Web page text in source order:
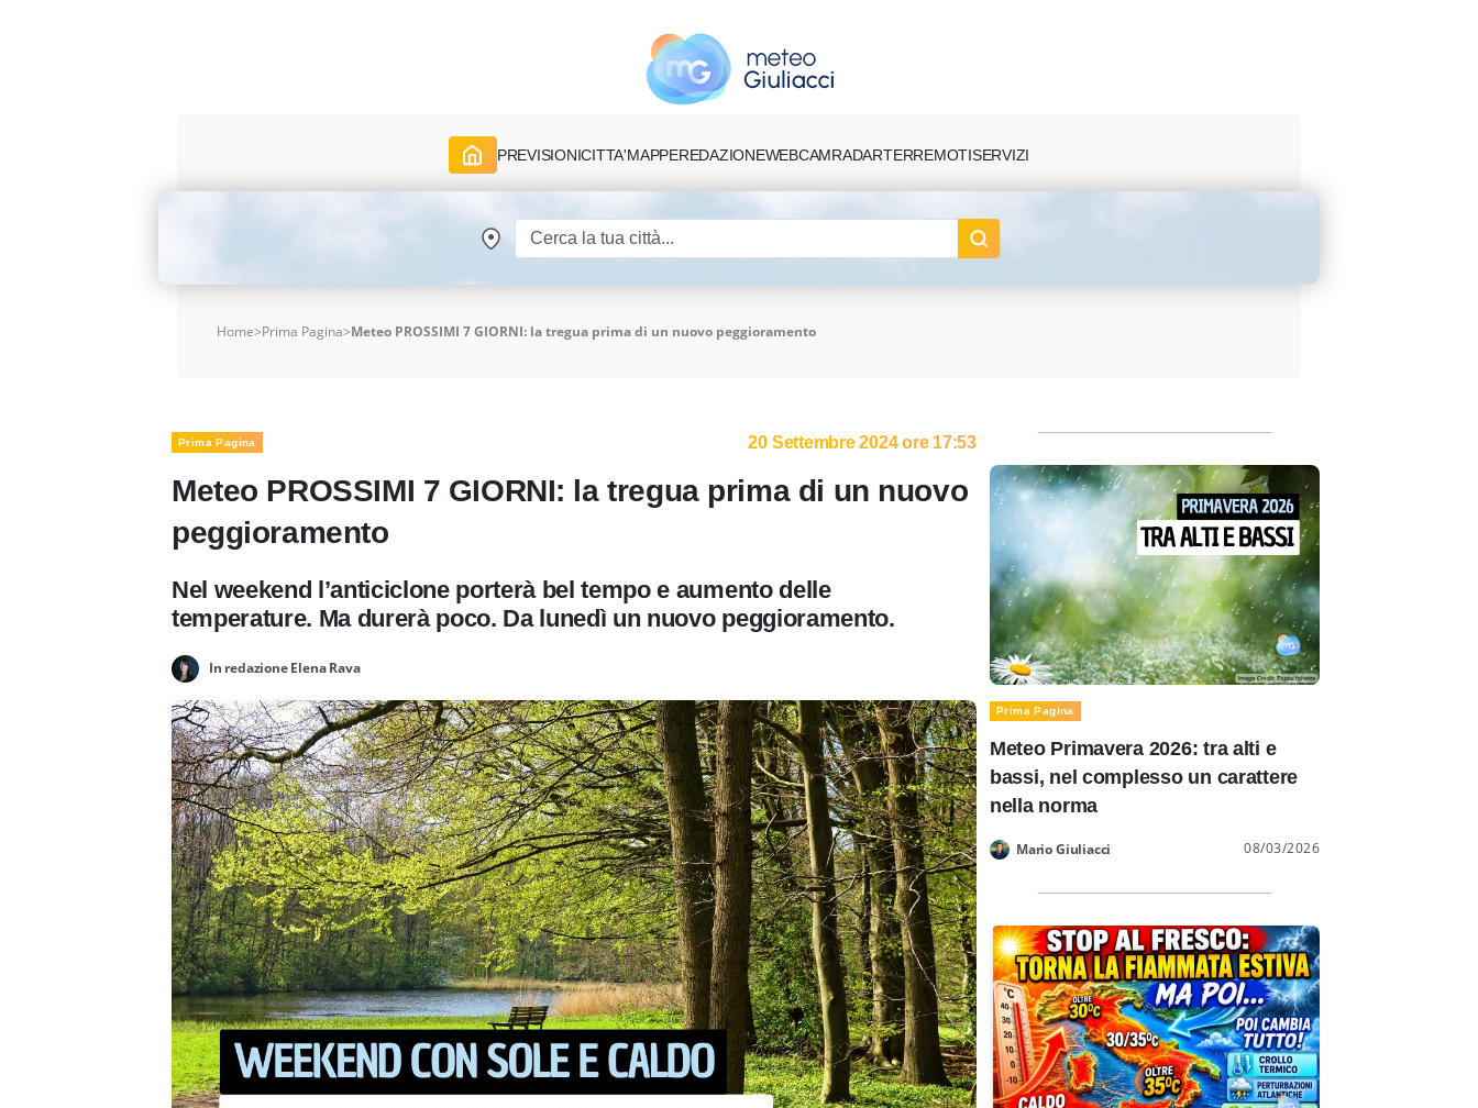
PREVISIONICITTA'MAPPEREDAZIONEWEBCAMRADARTERREMOTISERVIZI
Home>Prima Pagina>Meteo PROSSIMI 7 GIORNI: la tregua prima di un nuovo peggioramento
Prima Pagina 20 Settembre 2024 ore 17:53
Meteo PROSSIMI 7 GIORNI: la tregua prima di un nuovo
peggioramento
Nel weekend l’anticiclone porterà bel tempo e aumento delle
temperature. Ma durerà poco. Da lunedì un nuovo peggioramento.
In redazione Elena Rava
Prima Pagina
Meteo Primavera 2026: tra alti e
bassi, nel complesso un carattere
nella norma
Mario Giuliacci 08/03/2026